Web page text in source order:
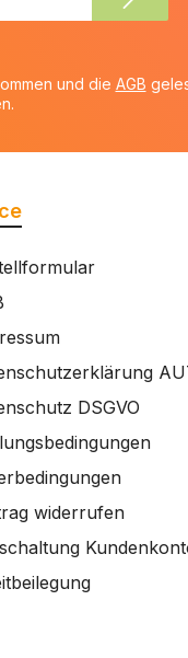
und die AGB
DSGVO
widerrufen